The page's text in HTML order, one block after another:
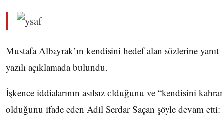
Mustafa Albayrak’ın kendisini hedef alan sözlerine
yazılı açıklamada bulundu.
İşkence iddialarının asılsız olduğunu ve “kendisini
olduğunu ifade eden Adil Serdar Saçan şöyle devam etti: